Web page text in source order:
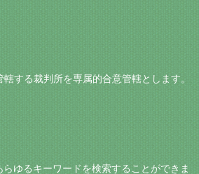
する裁判所を専属的合意管轄とします。
ゆるキーワードを検索することができま